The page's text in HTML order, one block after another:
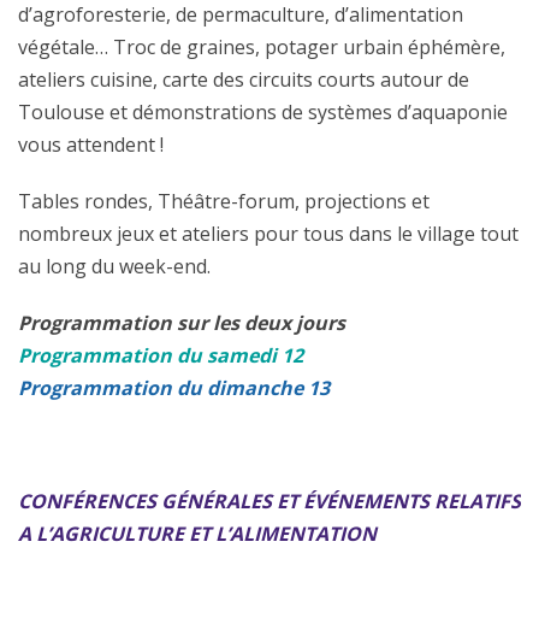
d’agroforesterie, de permaculture, d’alimentation
végétale… Troc de graines, potager urbain éphémère,
ateliers cuisine, carte des circuits courts autour de
Toulouse et démonstrations de systèmes d’aquaponie
vous attendent !
Tables rondes, Théâtre-forum, projections et
nombreux jeux et ateliers pour tous dans le village tout
au long du week-end.
Programmation sur les deux jours
Programmation du samedi 12
Programmation du dimanche 13
CONFÉRENCES GÉNÉRALES ET ÉVÉNEMENTS RELATIFS
A L’AGRICULTURE ET L’ALIMENTATION